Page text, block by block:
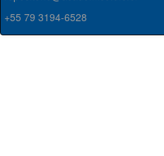
+55 79 3194-6528